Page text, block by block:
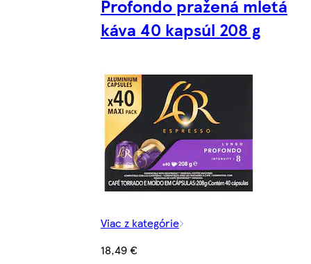
Profondo pražená mletá
káva 40 kapsúl 208 g
Viac z kategórie
18,49 €